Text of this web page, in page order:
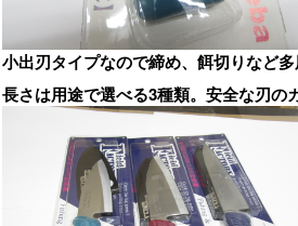
小出刃タイプなので締め、餌切りなど多
長さは用途で選べる3種類。安全な刃の